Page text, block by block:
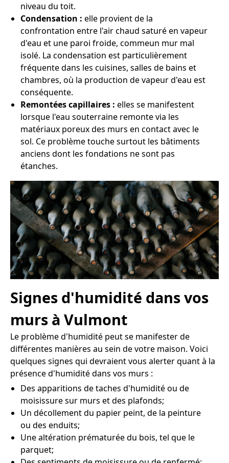
niveau du toit.
Condensation : elle provient de la
confrontation entre l'air chaud saturé en vapeur
d'eau et une paroi froide, commeun mur mal
isolé. La condensation est particulièrement
fréquente dans les cuisines, salles de bains et
chambres, où la production de vapeur d'eau est
conséquente.
Remontées capillaires : elles se manifestent
lorsque l'eau souterraine remonte via les
matériaux poreux des murs en contact avec le
sol. Ce problème touche surtout les bâtiments
anciens dont les fondations ne sont pas
étanches.
Signes d'humidité dans vos
murs à Vulmont
Le problème d'humidité peut se manifester de
différentes manières au sein de votre maison. Voici
quelques signes qui devraient vous alerter quant à la
présence d'humidité dans vos murs :
Des apparitions de taches d'humidité ou de
moisissure sur murs et des plafonds;
Un décollement du papier peint, de la peinture
ou des enduits;
Une altération prématurée du bois, tel que le
parquet;